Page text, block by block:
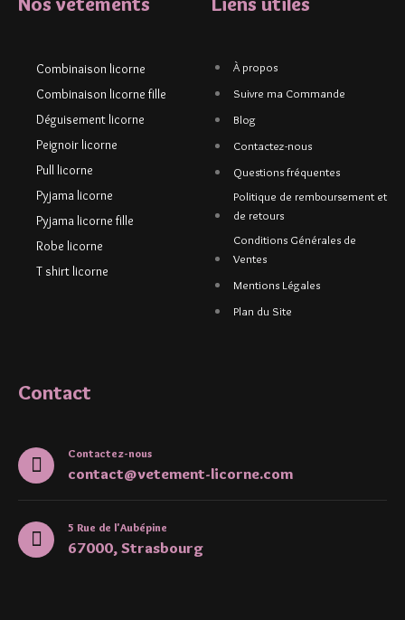
Combinaison licorne
Combinaison licorne fille
Déguisement licorne
Peignoir licorne
Pull licorne
Pyjama licorne
Pyjama licorne fille
Robe licorne
T shirt licorne
À propos
Suivre ma Commande
Blog
Contactez-nous
Questions fréquentes
Politique de remboursement et
de retours
Conditions Générales de
Ventes
Mentions Légales
Plan du Site
Contact
Contactez-nous
contact@vetement-licorne.com
5 Rue de l'Aubépine
67000, Strasbourg